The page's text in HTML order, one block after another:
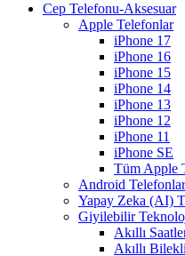
Cep Telefonu-Aksesuar
Apple Telefonlar
iPhone 17
iPhone 16
iPhone 15
iPhone 14
iPhone 13
iPhone 12
iPhone 11
iPhone SE
Tüm Apple
Android Telefonlar
Yapay Zeka (AI)
Giyilebilir
Akıllı
Akıllı